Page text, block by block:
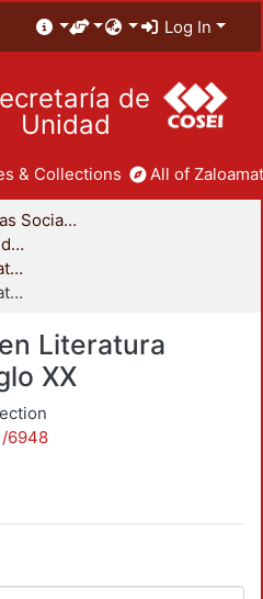
Log In
de
Unidad
& Collections All of
División de Ciencias Sociales y Humanidades
Coordinación Divisional de Posgrado
Especialización en Literatura Mexicana del Siglo XX
Especialización en Literatura Mexicana del Siglo XX
Literatura
XX
6948